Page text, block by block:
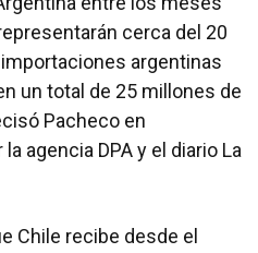
cerca del 20
argentinas
un total de 25 millones de
Pacheco en
agencia DPA y el diario La
Chile recibe desde el